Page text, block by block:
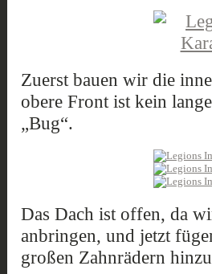
Zuerst bauen wir die
obere Front ist kein
„Bug“.
Das Dach ist offen, da
anbringen, und jetzt
großen Zahnrädern